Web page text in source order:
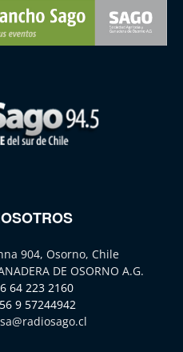
904, Osorno, Chile
DE OSORNO A.G.
64 223 2160
9 57244942